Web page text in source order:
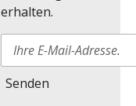
erhalten.
Senden